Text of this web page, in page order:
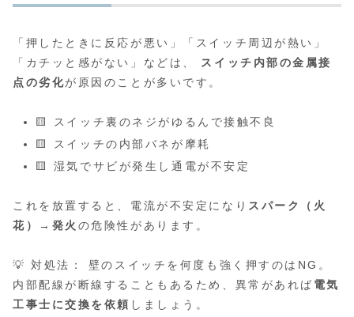
「押したときに反応が悪い」「スイッチ周辺が熱い」
「カチッと感がない」などは、 スイッチ内部の金属接
点の劣化が原因のことが多いです。
🟨 スイッチ裏のネジがゆるんで接触不良
🟨 スイッチの内部バネが摩耗
🟨 湿気でサビが発生し通電が不安定
これを放置すると、電流が不安定になり スパーク（火
花）→発火 の危険性があります。
💡 対処法： 壁のスイッチを何度も強く押すのはNG。
内部配線が断線することもあるため、異常があれば 電気
工事士に交換を依頼 しましょう。